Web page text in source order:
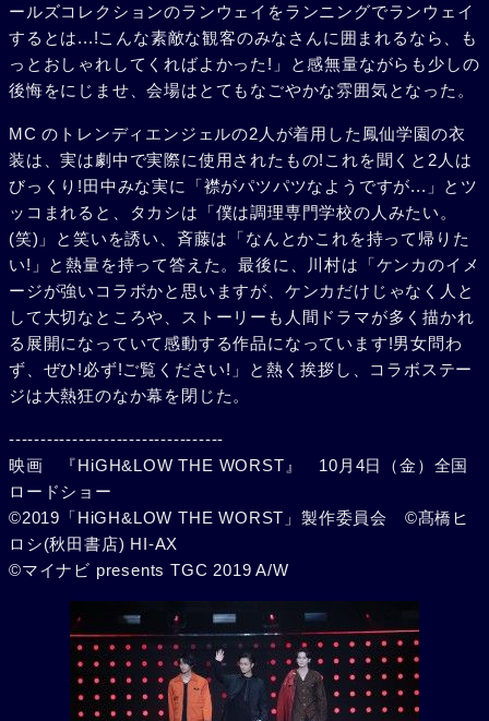
ールズコレクションのランウェイをランニングでランウェイ
するとは...!こんな素敵な観客のみなさんに囲まれるなら、も
っとおしゃれしてくればよかった!」と感無量ながらも少しの
後悔をにじませ、会場はとてもなごやかな雰囲気となった。
MC のトレンディエンジェルの2人が着用した鳳仙学園の衣
装は、実は劇中で実際に使用されたもの!これを聞くと2人は
びっくり!田中みな実に「襟がパツパツなようですが...」とツ
ッコまれると、タカシは「僕は調理専門学校の人みたい。
(笑)」と笑いを誘い、斉藤は「なんとかこれを持って帰りた
い!」と熱量を持って答えた。最後に、川村は「ケンカのイメ
ージが強いコラボかと思いますが、ケンカだけじゃなく人と
して大切なところや、ストーリーも人間ドラマが多く描かれ
る展開になっていて感動する作品になっています!男女問わ
ず、ぜひ!必ず!ご覧ください!」と熱く挨拶し、コラボステー
ジは大熱狂のなか幕を閉じた。
----------------------------------
映画 『HiGH&LOW THE WORST』 10月4日（金）全国
ロードショー
©2019「HiGH&LOW THE WORST」製作委員会 ©髙橋ヒ
ロシ(秋田書店) HI-AX
©マイナビ presents TGC 2019 A/W